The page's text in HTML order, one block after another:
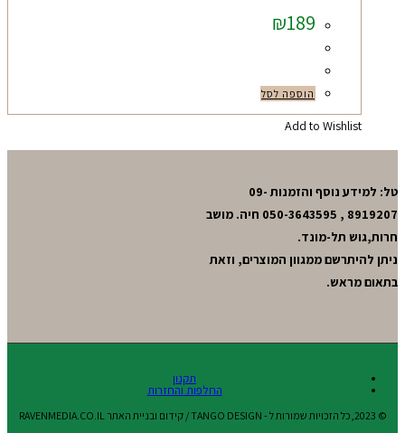
₪189
הוספה לסל
Add to Wishlist
טל: למידע נוסף והזמנות 09-
8919207 , 050-3643595 חיה. מושב
חרות,גוש תל-מונד.
ניתן להיתרשם ממגוון המוצרים, וזאת
בתאום מראש.
תקנון
החלפות והחזרות
© 2023,כל הזכויות שמורות ל - TANGO DESIGN / קידום ובניית האתר RAVENMEDIA.CO.IL